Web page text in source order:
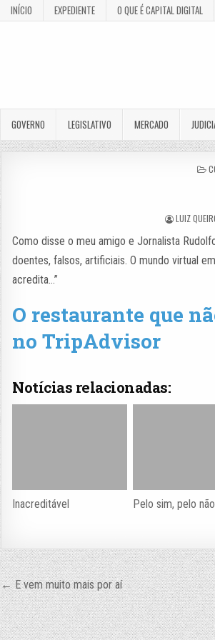
INÍCIO EXPEDIENTE O QUE É CAPITAL DIGITAL
GOVERNO LEGISLATIVO MERCADO
LUIZ
Como disse o meu amigo e Jornalista
doentes, falsos, artificiais. O mundo virtual
acredita…”
O restaurante que
no TripAdvisor
Notícias relacionadas:
Inacreditável Pelo sim, pelo
Navegação
de
← E vem muito mais por aí